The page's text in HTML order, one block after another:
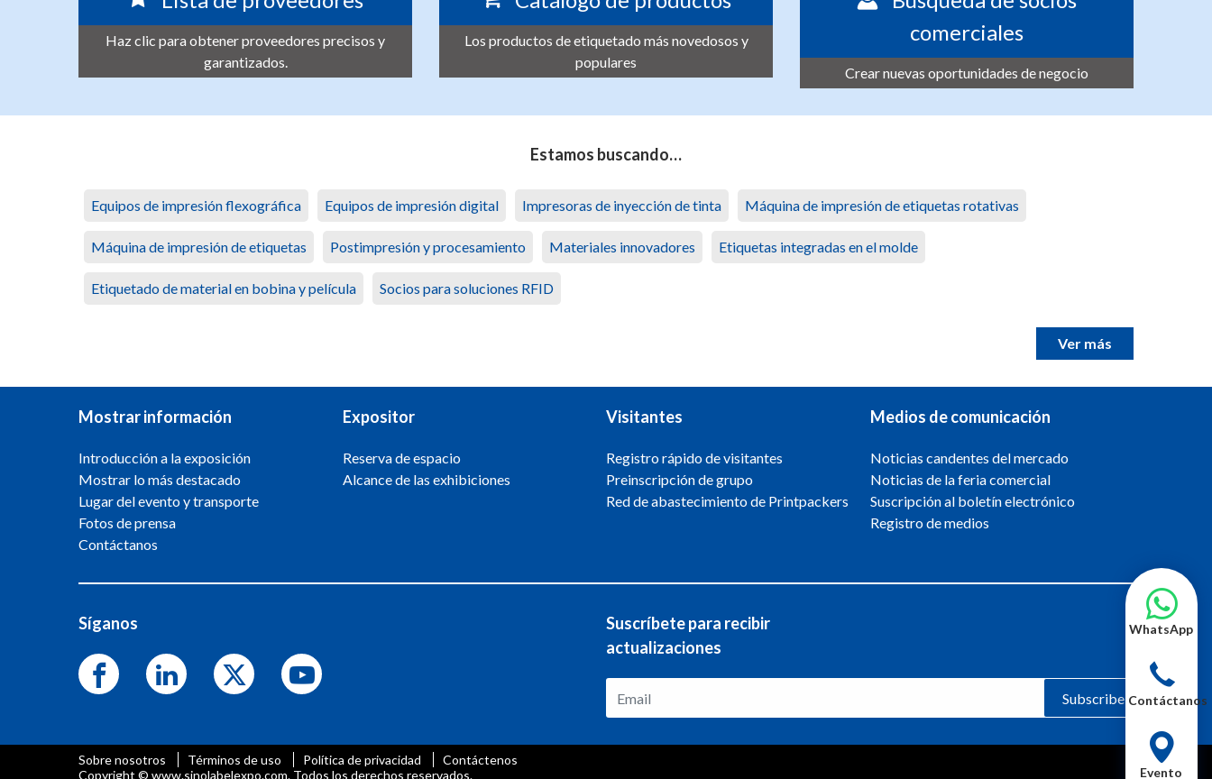
Haz clic para obtener proveedores precisos y
garantizados.
Los productos de etiquetado más novedosos y
populares
comerciales
Crear nuevas oportunidades de negocio
Estamos buscando…
Equipos de impresión flexográfica Equipos de impresión digital Impresoras de inyección de tinta Máquina de impresión de etiquetas rotativas
Máquina de impresión de etiquetas Postimpresión y procesamiento Materiales innovadores Etiquetas integradas en el molde
Etiquetado de material en bobina y película Socios para soluciones RFID
Ver más
Mostrar información
Introducción a la exposición
Mostrar lo más destacado
Lugar del evento y transporte
Fotos de prensa
Contáctanos
Expositor
Reserva de espacio
Alcance de las exhibiciones
Visitantes
Registro rápido de visitantes
Preinscripción de grupo
Red de abastecimiento de Printpackers
Medios de comunicación
Noticias candentes del mercado
Noticias de la feria comercial
Suscripción al boletín electrónico
Registro de medios
Síganos
Suscríbete para recibir
actualizaciones
Subscribe
Sobre nosotros Términos de uso Política de privacidad
Contáctenos
Copyright © www.sinolabelexpo.com. Todos los derechos reservados.
WhatsApp
Contáctanos
Evento